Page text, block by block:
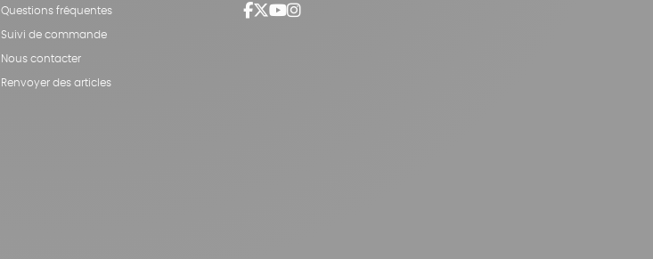
Questions fréquentes
Suivi de commande
Nous contacter
Renvoyer des articles